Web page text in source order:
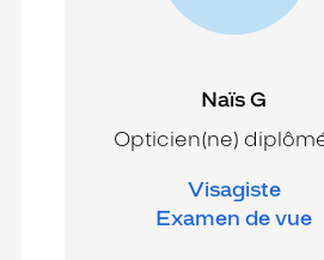
Naïs G
Opticien(ne)
Visagiste
Examen de vue